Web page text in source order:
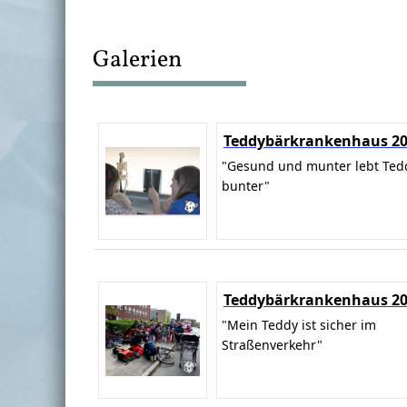
Galerien
Teddybärkrankenhaus
"Gesund und munter lebt
bunter"
Teddybärkrankenhaus
"Mein Teddy ist sicher im
Straßenverkehr"